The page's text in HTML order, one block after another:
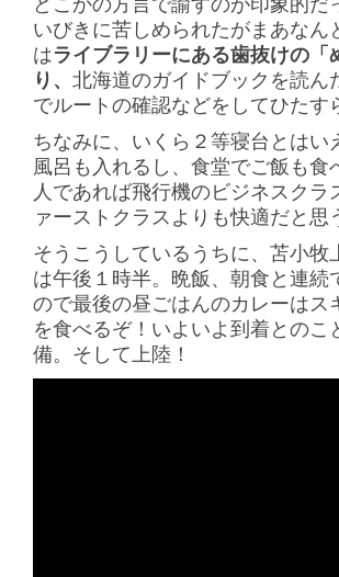
いびきに苦しめられたがまあなん
はライブラリーにある歯抜けの
り、 北海道のガイドブックを読ん
でルートの確認などをしてひたす
ちなみに、いくら２等寝台とはい
風呂も入れるし、食堂でご飯も
人であれば飛行機のビジネスク
ァーストクラスよりも快適だと思
そうこうしているうちに、苫小牧
は午後１時半。晩飯、朝食と連続
ので最後の昼ごはんのカレーはス
を食べるぞ！いよいよ到着との
備。そして上陸！